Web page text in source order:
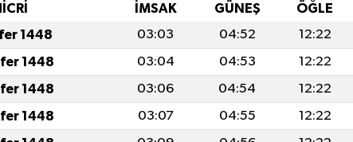
İMSAK GÜNEŞ ÖĞLE
1448 03:03 04:52 12:22
1448 03:04 04:53 12:22
1448 03:06 04:54 12:22
1448 03:07 04:55 12:22